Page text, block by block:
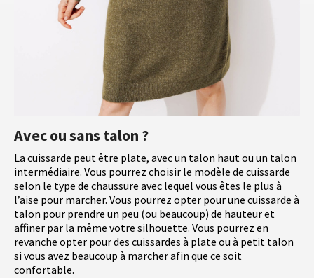
Avec ou sans talon ?
La cuissarde peut être plate, avec un talon haut ou un talon
intermédiaire. Vous pourrez choisir le modèle de cuissarde
selon le type de chaussure avec lequel vous êtes le plus à
l’aise pour marcher. Vous pourrez opter pour une cuissarde à
talon pour prendre un peu (ou beaucoup) de hauteur et
affiner par la même votre silhouette. Vous pourrez en
revanche opter pour des cuissardes à plate ou à petit talon
si vous avez beaucoup à marcher afin que ce soit
confortable.